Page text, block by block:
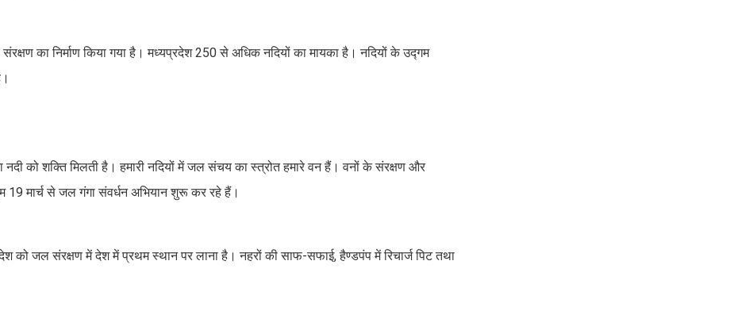
का निर्माण किया गया है। मध्यप्रदेश 250 से अधिक नदियों का मायका है। नदियों के उद्गम
को शक्ति मिलती है। हमारी नदियों में जल संचय का स्त्रोत हमारे वन हैं। वनों के संरक्षण और
19 मार्च से जल गंगा संवर्धन अभियान शुरू कर रहे हैं।
को जल संरक्षण में देश में प्रथम स्थान पर लाना है। नहरों की साफ-सफाई, हैण्डपंप में रिचार्ज पिट तथा